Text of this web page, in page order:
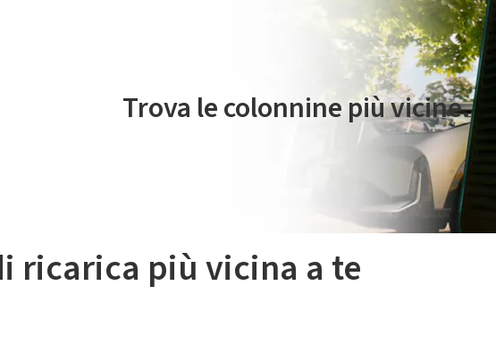
Il servizio di mobilità elettrica è gestito da Plenitude On The Road
Trova le colonnine più vicine.
ricarica più vicina a te